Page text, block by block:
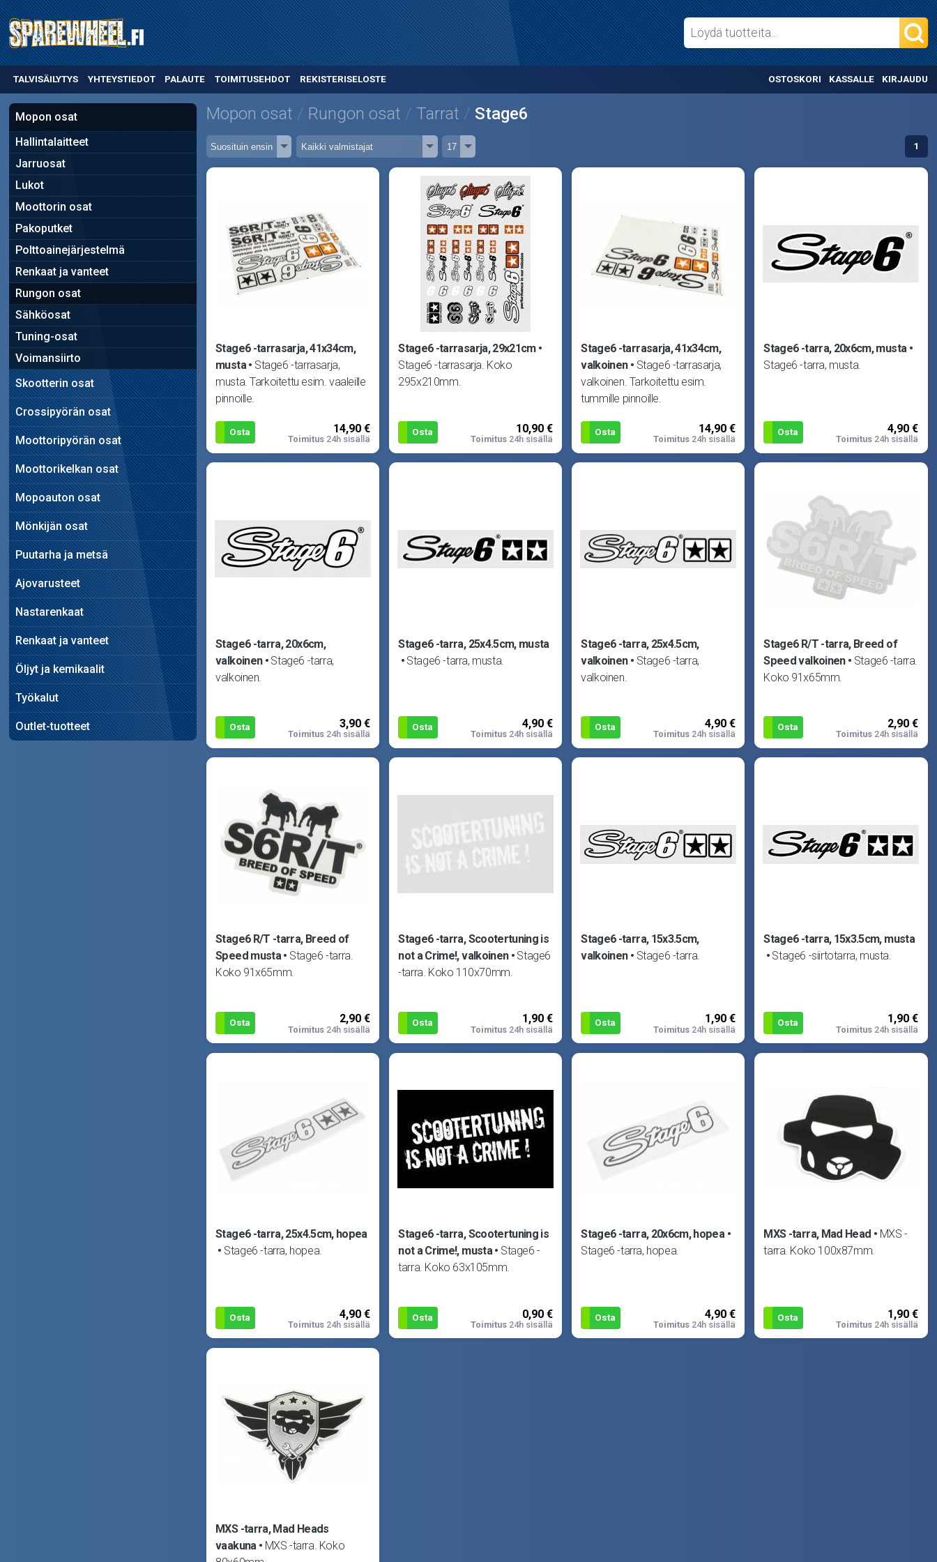
TALVISÄILYTYS YHTEYSTIEDOT PALAUTE TOIMITUSEHDOT REKISTERISELOSTE OSTOSKORI KASSALLE KIRJAUDU
Mopon osat
Hallintalaitteet
Jarruosat
Lukot
Moottorin osat
Pakoputket
Polttoainejärjestelmä
Renkaat ja vanteet
Rungon osat
Sähköosat
Tuning-osat
Voimansiirto
Skootterin osat
Crossipyörän osat
Moottoripyörän osat
Moottorikelkan osat
Mopoauton osat
Mönkijän osat
Puutarha ja metsä
Ajovarusteet
Nastarenkaat
Renkaat ja vanteet
Öljyt ja kemikaalit
Työkalut
Outlet-tuotteet
Mopon osat Rungon osat Tarrat Stage6
1
Stage6 -tarrasarja, 41x34cm,
musta
Stage6 -tarrasarja,
musta. Tarkoitettu esim. vaaleille
pinnoille.
Osta 14,90 €
Toimitus24h sisällä
Stage6 -tarrasarja, 29x21cm
Stage6 -tarrasarja. Koko
295x210mm.
Osta 10,90 €
Toimitus24h sisällä
Stage6 -tarrasarja, 41x34cm,
valkoinen
Stage6 -tarrasarja,
valkoinen. Tarkoitettu esim.
tummille pinnoille.
Osta 14,90 €
Toimitus 24h sisällä
Stage6 -tarra, 20x6cm, musta
Stage6 -tarra, musta.
Osta 4,90 €
Toimitus 24h sisällä
Stage6 -tarra, 20x6cm,
valkoinen
Stage6 -tarra,
valkoinen.
Osta 3,90 €
Toimitus24h sisällä
Stage6 -tarra, 25x4.5cm, musta
Stage6 -tarra, musta.
Osta 4,90 €
Toimitus24h sisällä
Stage6 -tarra, 25x4.5cm,
valkoinen
Stage6 -tarra,
valkoinen.
Osta 4,90 €
Toimitus 24h sisällä
Stage6 R/T -tarra, Breed of
Speed valkoinen
Stage6 -tarra.
Koko 91x65mm.
Osta 2,90 €
Toimitus 24h sisällä
Stage6 R/T -tarra, Breed of
Speed musta
Stage6 -tarra.
Koko 91x65mm.
Osta 2,90 €
Toimitus24h sisällä
Stage6 -tarra, Scootertuning is
not a Crime!, valkoinen
Stage6
-tarra. Koko 110x70mm.
Osta 1,90 €
Toimitus24h sisällä
Stage6 -tarra, 15x3.5cm,
valkoinen
Stage6 -tarra.
Osta 1,90 €
Toimitus 24h sisällä
Stage6 -tarra, 15x3.5cm, musta
Stage6 -siirtotarra, musta.
Osta 1,90 €
Toimitus 24h sisällä
Stage6 -tarra, 25x4.5cm, hopea
Stage6 -tarra, hopea.
Osta 4,90 €
Toimitus24h sisällä
Stage6 -tarra, Scootertuning is
not a Crime!, musta
Stage6 -
tarra. Koko 63x105mm.
Osta 0,90 €
Toimitus24h sisällä
Stage6 -tarra, 20x6cm, hopea
Stage6 -tarra, hopea.
Osta 4,90 €
Toimitus 24h sisällä
MXS -tarra, Mad Head
MXS -
tarra. Koko 100x87mm.
Osta 1,90 €
Toimitus 24h sisällä
MXS -tarra, Mad Heads
vaakuna
MXS -tarra. Koko